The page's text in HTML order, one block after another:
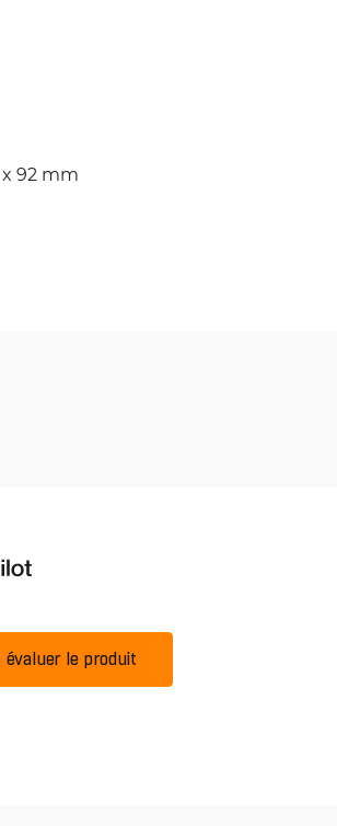
x 92 mm
évaluer le produit